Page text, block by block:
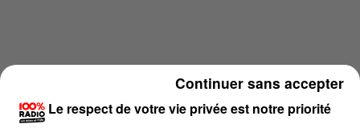
Le respect de votre vie privée est notre priorité
Continuer sans accepter